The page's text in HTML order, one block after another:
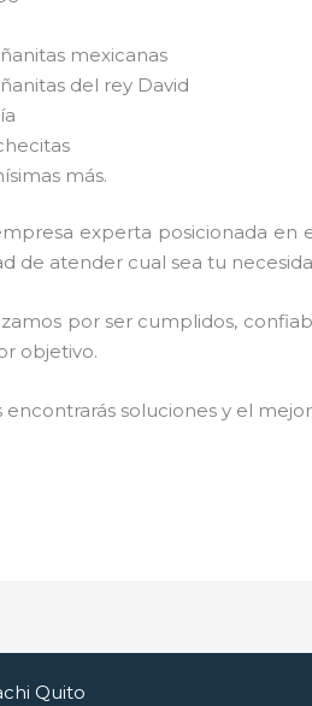
mexicanas
del rey David
más.
experta posicionada
de atender cual sea tu
por ser cumplidos,
objetivo.
encontrarás soluciones y el
Quito